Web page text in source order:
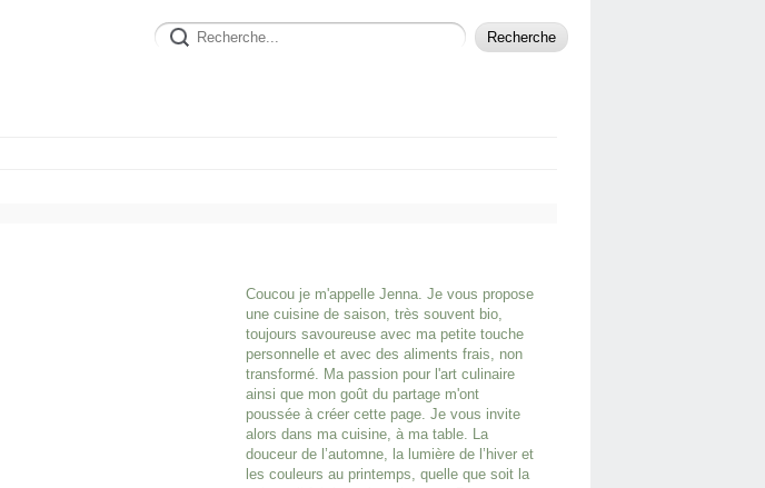
Coucou je m'appelle Jenna. Je vous propose
une cuisine de saison, très souvent bio,
toujours savoureuse avec ma petite touche
personnelle et avec des aliments frais, non
transformé. Ma passion pour l'art culinaire
ainsi que mon goût du partage m'ont
poussée à créer cette page. Je vous invite
alors dans ma cuisine, à ma table. La
douceur de l’automne, la lumière de l’hiver et
les couleurs au printemps, quelle que soit la